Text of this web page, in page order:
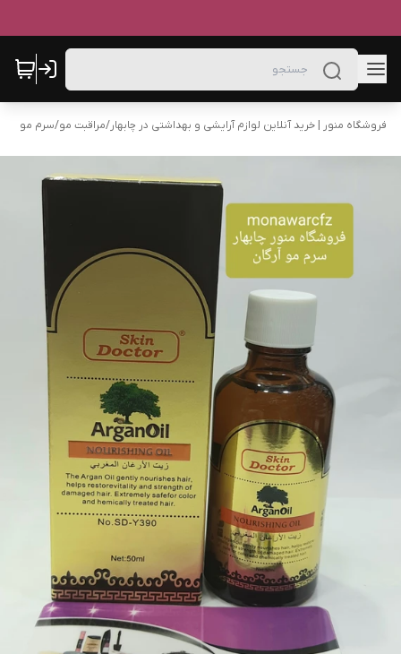
فروشگاه منور | خرید آنلاین لوازم آرایشی و بهداشتی در چابهار/مراقبت مو/سرم مو